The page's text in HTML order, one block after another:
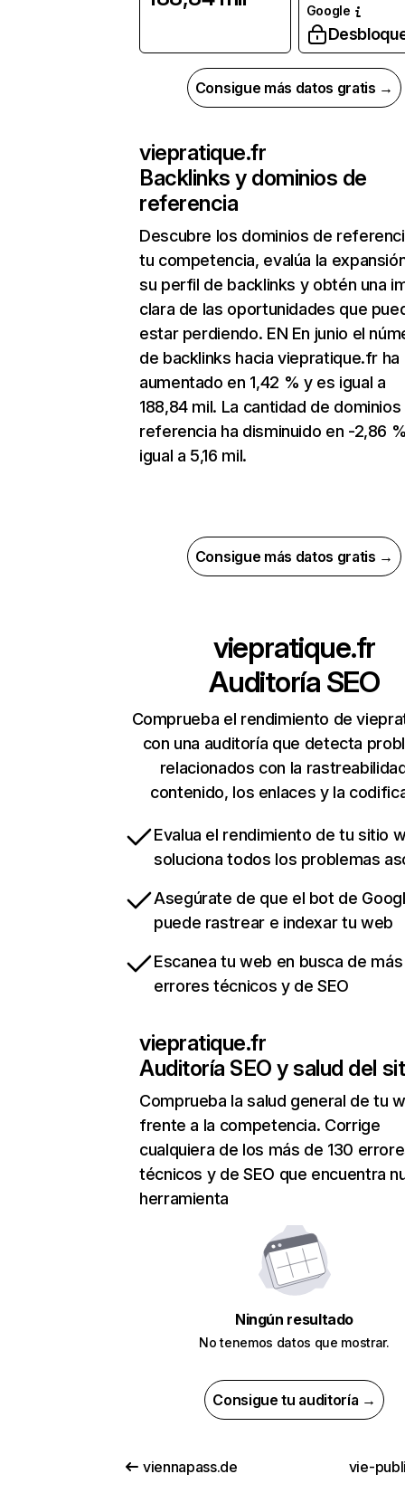
Google
Consigue más datos gratis →
viepratique.fr
Backlinks y dominios de
referencia
Descubre los dominios de
tu competencia, evalúa la
su perfil de backlinks y obtén una
clara de las oportunidades que
estar perdiendo. EN En junio el
de backlinks hacia viepratique.fr ha
aumentado en 1,42 % y es igual a
188,84 mil. La cantidad de
referencia ha disminuido en -2,86
igual a 5,16 mil.
Consigue más datos gratis →
viepratique.fr
Auditoría SEO
Comprueba el rendimiento de
con una auditoría que detecta
relacionados con la
contenido, los enlaces y la
Evalua el rendimiento de tu sitio
soluciona todos los problemas
Asegúrate de que el bot de
puede rastrear e indexar tu web
Escanea tu web en busca de
errores técnicos y de SEO
viepratique.fr
Auditoría SEO y salud del
Comprueba la salud general de tu
frente a la competencia. Corrige
cualquiera de los más de 130
técnicos y de SEO que encuentra
herramienta
Ningún resultado
No tenemos datos que mostrar.
Consigue tu auditoría →
viennapass.de vie-